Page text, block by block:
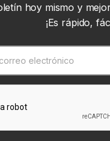
hoy mismo y
¡Es rápido,